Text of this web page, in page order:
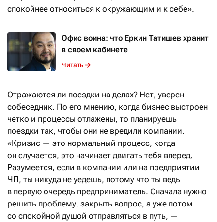
спокойнее относиться к окружающим и к себе».
Офис воина: что Еркин Татишев хранит
в своем кабинете
Читать
Отражаются ли поездки на делах? Нет, уверен
собеседник. По его мнению, когда бизнес выстроен
четко и процессы отлажены, то планируешь
поездки так, чтобы они не вредили компании.
«Кризис — это нормальный процесс, когда
он случается, это начинает двигать тебя вперед.
Разумеется, если в компании или на предприятии
ЧП, ты никуда не уедешь, потому что ты ведь
в первую очередь предприниматель. Сначала нужно
решить проблему, закрыть вопрос, а уже потом
со спокойной душой отправляться в путь, —